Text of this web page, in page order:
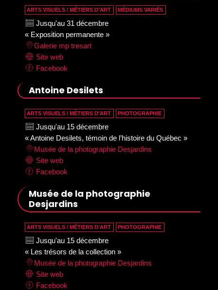
ARTS VISUELS / MÉTIERS D’ART MÉDIUMS VARIÉS
Jusqu'au 31 décembre
« Exposition permanente »
Galerie mp tresart
Site web
Facebook
Antoine Desilets
ARTS VISUELS / MÉTIERS D’ART PHOTOGRAPHIE
Jusqu'au 15 décembre
« Antoine Desilets, témoin de l’histoire du Québec »
Musée de la photographie Desjardins
Site web
Facebook
Musée de la photographie
Desjardins
ARTS VISUELS / MÉTIERS D’ART PHOTOGRAPHIE
Jusqu'au 15 décembre
« Les trésors de la collection »
Musée de la photographie Desjardins
Site web
Facebook